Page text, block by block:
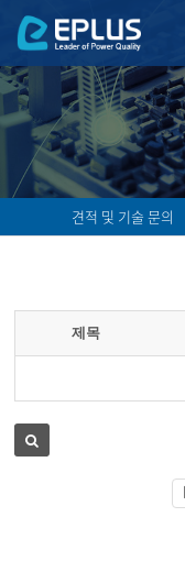
견적 및 기술 문의
제목